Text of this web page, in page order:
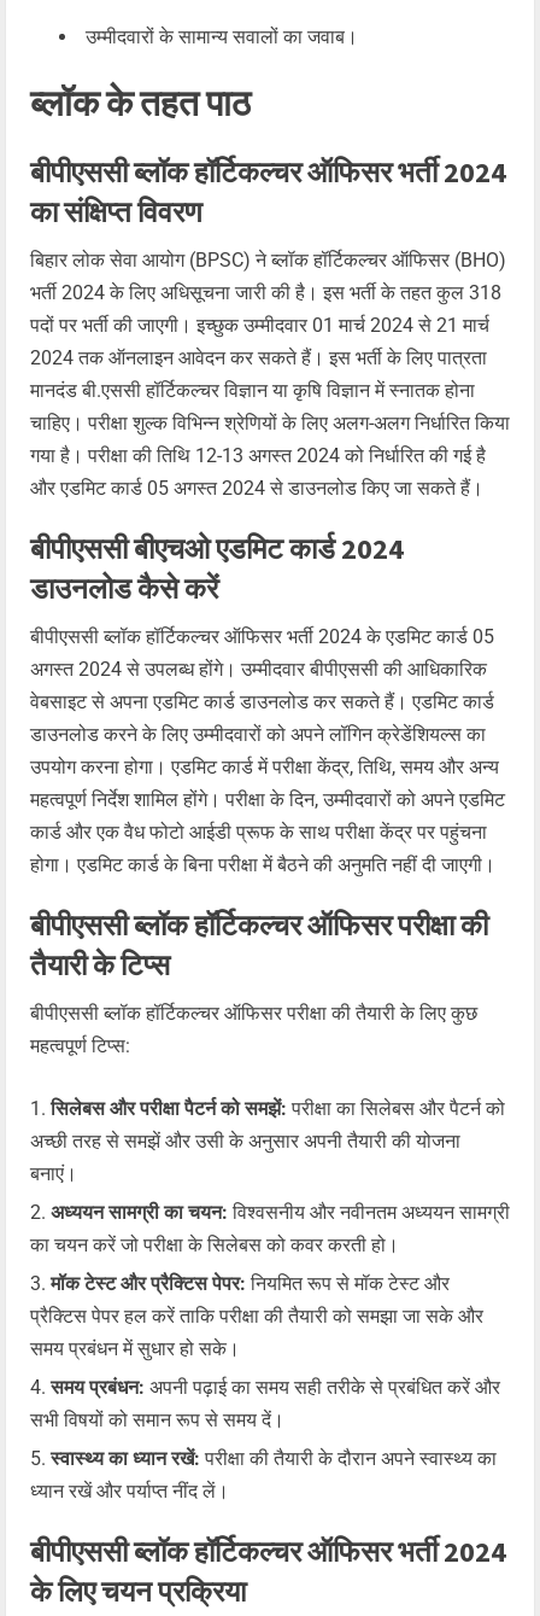
उम्मीदवारों के सामान्य सवालों का जवाब।
ब्लॉक के तहत पाठ
बीपीएससी ब्लॉक हॉर्टिकल्चर ऑफिसर भर्ती 2024
का संक्षिप्त विवरण
बिहार लोक सेवा आयोग (BPSC) ने ब्लॉक हॉर्टिकल्चर ऑफिसर (BHO)
भर्ती 2024 के लिए अधिसूचना जारी की है। इस भर्ती के तहत कुल 318
पदों पर भर्ती की जाएगी। इच्छुक उम्मीदवार 01 मार्च 2024 से 21 मार्च
2024 तक ऑनलाइन आवेदन कर सकते हैं। इस भर्ती के लिए पात्रता
मानदंड बी.एससी हॉर्टिकल्चर विज्ञान या कृषि विज्ञान में स्नातक होना
चाहिए। परीक्षा शुल्क विभिन्न श्रेणियों के लिए अलग-अलग निर्धारित किया
गया है। परीक्षा की तिथि 12-13 अगस्त 2024 को निर्धारित की गई है
और एडमिट कार्ड 05 अगस्त 2024 से डाउनलोड किए जा सकते हैं।
बीपीएससी बीएचओ एडमिट कार्ड 2024
डाउनलोड कैसे करें
बीपीएससी ब्लॉक हॉर्टिकल्चर ऑफिसर भर्ती 2024 के एडमिट कार्ड 05
अगस्त 2024 से उपलब्ध होंगे। उम्मीदवार बीपीएससी की आधिकारिक
वेबसाइट से अपना एडमिट कार्ड डाउनलोड कर सकते हैं। एडमिट कार्ड
डाउनलोड करने के लिए उम्मीदवारों को अपने लॉगिन क्रेडेंशियल्स का
उपयोग करना होगा। एडमिट कार्ड में परीक्षा केंद्र, तिथि, समय और अन्य
महत्वपूर्ण निर्देश शामिल होंगे। परीक्षा के दिन, उम्मीदवारों को अपने एडमिट
कार्ड और एक वैध फोटो आईडी प्रूफ के साथ परीक्षा केंद्र पर पहुंचना
होगा। एडमिट कार्ड के बिना परीक्षा में बैठने की अनुमति नहीं दी जाएगी।
बीपीएससी ब्लॉक हॉर्टिकल्चर ऑफिसर परीक्षा की
तैयारी के टिप्स
बीपीएससी ब्लॉक हॉर्टिकल्चर ऑफिसर परीक्षा की तैयारी के लिए कुछ
महत्वपूर्ण टिप्स:
सिलेबस और परीक्षा पैटर्न को समझें: परीक्षा का सिलेबस और पैटर्न को
अच्छी तरह से समझें और उसी के अनुसार अपनी तैयारी की योजना
बनाएं।
अध्ययन सामग्री का चयन: विश्वसनीय और नवीनतम अध्ययन सामग्री
का चयन करें जो परीक्षा के सिलेबस को कवर करती हो।
मॉक टेस्ट और प्रैक्टिस पेपर: नियमित रूप से मॉक टेस्ट और
प्रैक्टिस पेपर हल करें ताकि परीक्षा की तैयारी को समझा जा सके और
समय प्रबंधन में सुधार हो सके।
समय प्रबंधन: अपनी पढ़ाई का समय सही तरीके से प्रबंधित करें और
सभी विषयों को समान रूप से समय दें।
स्वास्थ्य का ध्यान रखें: परीक्षा की तैयारी के दौरान अपने स्वास्थ्य का
ध्यान रखें और पर्याप्त नींद लें।
बीपीएससी ब्लॉक हॉर्टिकल्चर ऑफिसर भर्ती 2024
के लिए चयन प्रक्रिया